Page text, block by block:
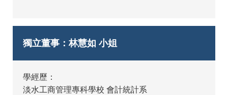
獨立董事：林慧如 小姐
學經歷：
淡水工商管理專科學校 會計統計系